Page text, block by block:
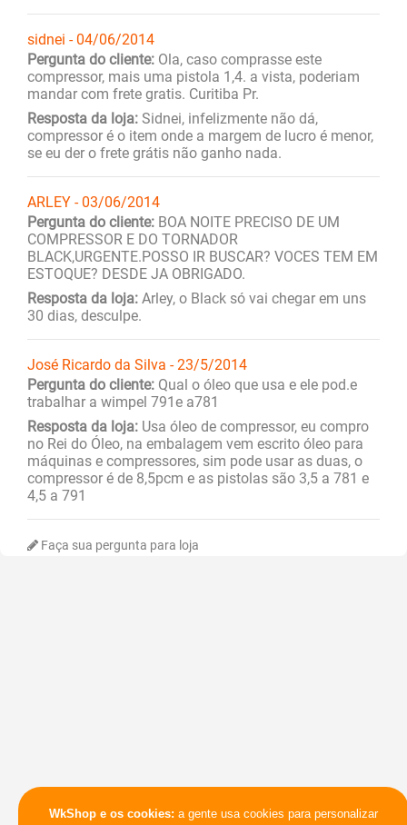
sidnei - 04/06/2014
Pergunta do cliente: Ola, caso comprasse este
compressor, mais uma pistola 1,4. a vista, poderiam
mandar com frete gratis. Curitiba Pr.
Resposta da loja: Sidnei, infelizmente não dá,
compressor é o item onde a margem de lucro é menor,
se eu der o frete grátis não ganho nada.
ARLEY - 03/06/2014
Pergunta do cliente: BOA NOITE PRECISO DE UM
COMPRESSOR E DO TORNADOR
BLACK,URGENTE.POSSO IR BUSCAR? VOCES TEM EM
ESTOQUE? DESDE JA OBRIGADO.
Resposta da loja: Arley, o Black só vai chegar em uns
30 dias, desculpe.
José Ricardo da Silva - 23/5/2014
Pergunta do cliente: Qual o óleo que usa e ele pod.e
trabalhar a wimpel 791e a781
Resposta da loja: Usa óleo de compressor, eu compro
no Rei do Óleo, na embalagem vem escrito óleo para
máquinas e compressores, sim pode usar as duas, o
compressor é de 8,5pcm e as pistolas são 3,5 a 781 e
4,5 a 791
Faça sua pergunta para loja
WkShop e os cookies: a gente usa cookies para personalizar